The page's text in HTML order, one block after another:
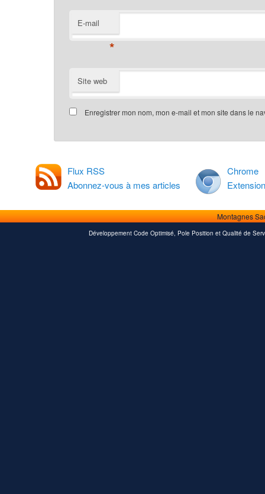
E-mail
*
Site web
Enregistrer mon nom, mon e-mail et mon site dans le
Flux RSS
Abonnez-vous à mes articles
Chrome
Montagnes
Développement Code Optimisé, Pole Position et Qualité de